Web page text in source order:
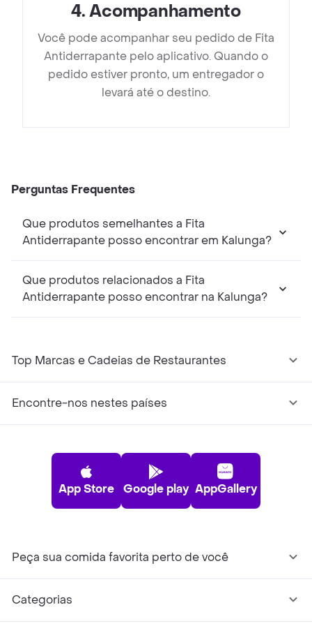
4.Acompanhamento
Você pode acompanhar seu pedido de Fita
Antiderrapante pelo aplicativo. Quando o
pedido estiver pronto, um entregador o
levará até o destino.
Perguntas Frequentes
Que produtos semelhantes a Fita
Antiderrapante posso encontrar em Kalunga?
Que produtos relacionados a Fita
Antiderrapante posso encontrar na Kalunga?
Top Marcas e Cadeias de Restaurantes
Encontre-nos nestes países
App Store Google play AppGallery
Peça sua comida favorita perto de você
Categorias